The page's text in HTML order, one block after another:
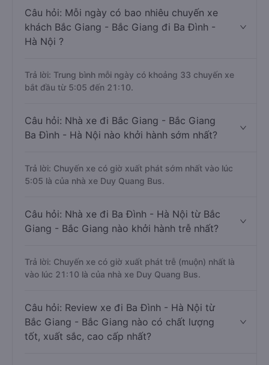
Câu hỏi: Mỗi ngày có bao nhiêu chuyến xe
khách Bắc Giang - Bắc Giang đi Ba Đình -
Hà Nội ?
Trả lời: Trung bình mỗi ngày có khoảng 33 chuyến xe
bắt đầu từ 5:05 đến 21:10.
Câu hỏi: Nhà xe đi Bắc Giang - Bắc Giang
Ba Đình - Hà Nội nào khởi hành sớm nhất?
Trả lời: Chuyến xe có giờ xuất phát sớm nhất vào lúc
5:05 là của nhà xe Duy Quang Bus.
Câu hỏi: Nhà xe đi Ba Đình - Hà Nội từ Bắc
Giang - Bắc Giang nào khởi hành trễ nhất?
Trả lời: Chuyến xe có giờ xuất phát trễ (muộn) nhất là
vào lúc 21:10 là của nhà xe Duy Quang Bus.
Câu hỏi: Review xe đi Ba Đình - Hà Nội từ
Bắc Giang - Bắc Giang nào có chất lượng
tốt, xuất sắc, cao cấp nhất?